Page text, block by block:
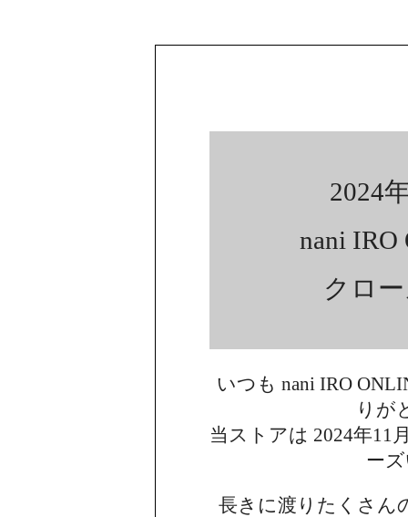
2024
nani IRO
クロ
いつも nani IRO
りが
当ストアは 2024年11
ー
長きに渡りたくさん